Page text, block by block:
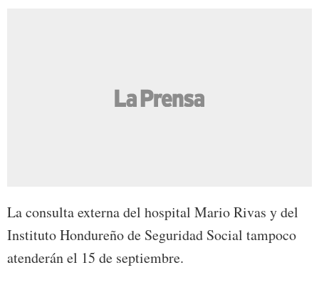
La consulta externa del hospital Mario Rivas y del
Instituto Hondureño de Seguridad Social tampoco
atenderán el 15 de septiembre.